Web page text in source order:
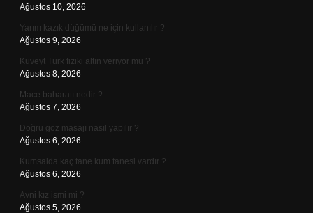
Ağustos 10, 2026
Yarım kazık düğümü ne için kullanılır ?
Ağustos 9, 2026
Kuveyt Türk fiziki altın veriyor mu ?
Ağustos 8, 2026
Mace baharatı nedir ?
Ağustos 7, 2026
Doğru göz masajı nasıl yapılır ?
Ağustos 6, 2026
Kumsalda kaç tane kum tanesi vardır ?
Ağustos 6, 2026
Avni kız ismi mi ?
Ağustos 5, 2026